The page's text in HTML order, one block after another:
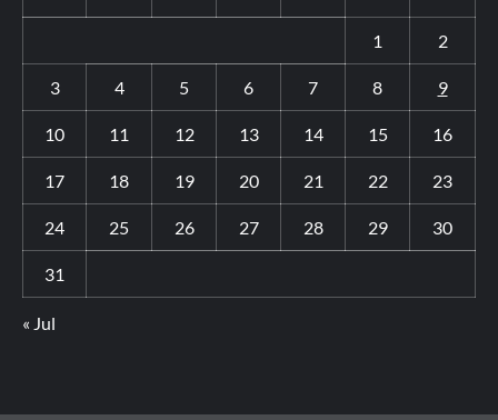
1 2
3 4 5 6 7 8 9
10 11 12 13 14 15 16
17 18 19 20 21 22 23
24 25 26 27 28 29 30
31
« Jul